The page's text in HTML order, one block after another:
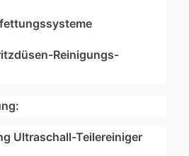
Reinigungs-
Ultraschall-Teilereiniger